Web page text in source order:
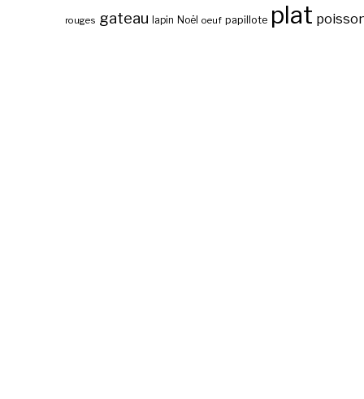
rouges gateau lapin Noël oeuf papillote plat